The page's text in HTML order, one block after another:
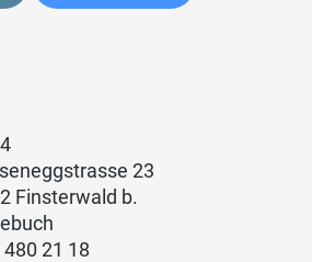
23
Finsterwald b.
480 21 18